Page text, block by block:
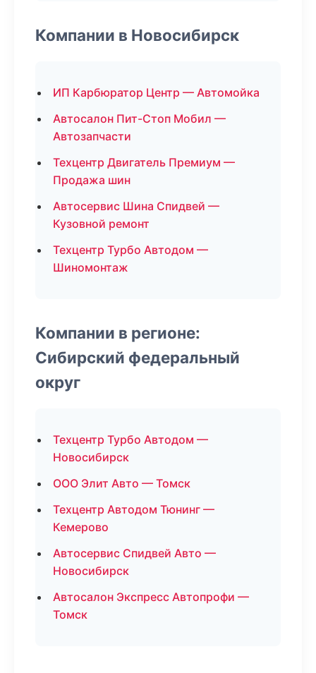
Компании в Новосибирск
ИП Карбюратор Центр — Автомойка
Автосалон Пит-Стоп Мобил —
Автозапчасти
Техцентр Двигатель Премиум —
Продажа шин
Автосервис Шина Спидвей —
Кузовной ремонт
Техцентр Турбо Автодом —
Шиномонтаж
Компании в регионе:
Сибирский федеральный
округ
Техцентр Турбо Автодом —
Новосибирск
ООО Элит Авто — Томск
Техцентр Автодом Тюнинг —
Кемерово
Автосервис Спидвей Авто —
Новосибирск
Автосалон Экспресс Автопрофи —
Томск